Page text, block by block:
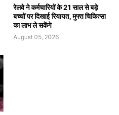
रेलवे ने कर्मचारियों के 21 साल से बड़े
बच्चों पर दिखाई रियायत, मुफ्त चिकित्सा
का लाभ ले सकेंगे
August 05, 2026